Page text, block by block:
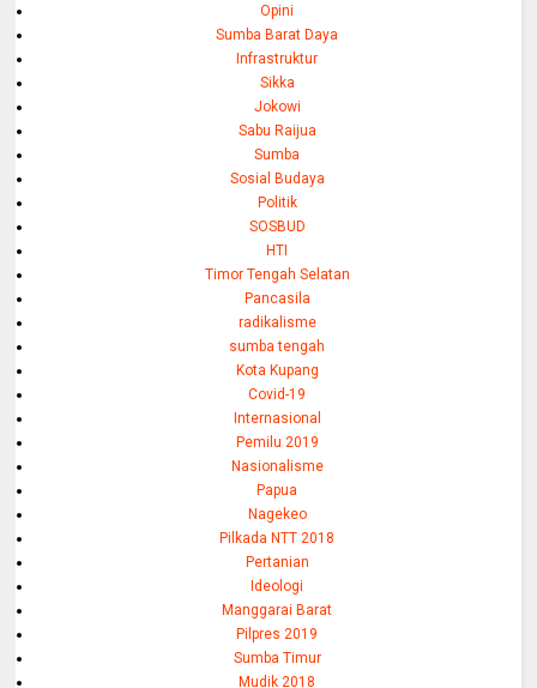
Opini
Sumba Barat Daya
Infrastruktur
Sikka
Jokowi
Sabu Raijua
Sumba
Sosial Budaya
Politik
SOSBUD
HTI
Timor Tengah Selatan
Pancasila
radikalisme
sumba tengah
Kota Kupang
Covid-19
Internasional
Pemilu 2019
Nasionalisme
Papua
Nagekeo
Pilkada NTT 2018
Pertanian
Ideologi
Manggarai Barat
Pilpres 2019
Sumba Timur
Mudik 2018